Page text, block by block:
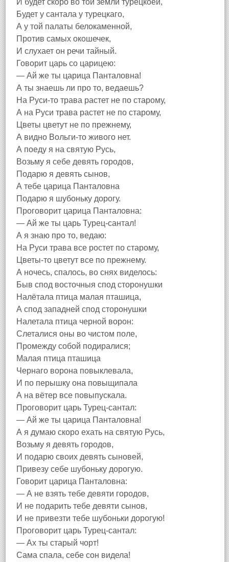
И будет скоро во той земли турецкоей,
Будет у сантала у турецкаго,
А у той палаты белокаменной,
Против самых окошечек,
И слухает он речи тайный.
Говорит царь со царицею:
— Ай же ты царица Панталовна!
А ты знаешь ли про то, ведаешь?
На Руси-то трава растет не по старому,
А на Руси трава растет не по старому,
Цветы цветут не по прежнему,
А видно Вольги-то живого нет.
А поеду я на святую Русь,
Возьму я себе девять городов,
Подарю я девять сынов,
А тебе царица Панталовна
Подарю я шубоньку дорогу.
Проговорит царица Панталовна:
— Ай же ты царь Турец-сантал!
А я знаю про то, ведаю:
На Руси трава все ростет по старому,
Цветы-то цветут все по прежнему.
А ночесь, спалось, во снях виделось:
Быв спод восточныя спод сторонушки
Налётала птица малая пташица,
А спод западней спод сторонушки
Налетала птица черной ворон:
Слеталися оны во чистом поле,
Промежду собой подиралися;
Малая птица пташица
Чернаго ворона повыклевала,
И по перышку она повыщипала
А на вётер все повыпускала.
Проговорит царь Турец-сантал:
— Ай же ты царица Панталовна!
А я думаю скоро ехать на святую Русь,
Возьму я девять городов,
И подарю своих девять сыновей,
Привезу себе шубоньку дорогую.
Говорит царица Панталовна:
— А не взять тебе девяти городов,
И не подарить тебе девяти сынов,
И не привезти тебе шубоньки дорогую!
Проговорит царь Турец-сантал:
— Ах ты старый чорт!
Сама спала, себе сон видела!